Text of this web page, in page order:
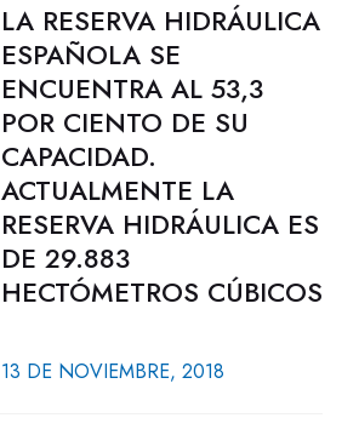
LA RESERVA HIDRÁULICA
ESPAÑOLA SE
ENCUENTRA AL 53,3
POR CIENTO DE SU
CAPACIDAD.
ACTUALMENTE LA
RESERVA HIDRÁULICA ES
DE 29.883
HECTÓMETROS CÚBICOS
13 DE NOVIEMBRE, 2018